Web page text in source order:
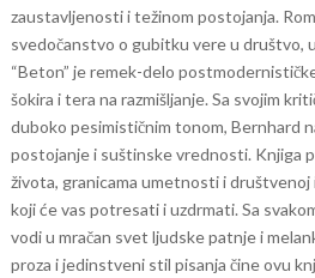
zaustavljenosti i težinom postojanja.
svedočanstvo o gubitku vere u društvo,
“Beton” je remek-delo
šokira i tera na razmišljanje. Sa svojim
duboko pesimističnim tonom, Bernhard
postojanje i suštinske vrednosti. Knjiga
života, granicama umetnosti i društvenoj
koji će vas potresati i uzdrmati. Sa
vodi u mračan svet ljudske patnje i
proza i jedinstveni stil pisanja čine ovu